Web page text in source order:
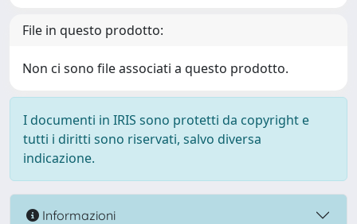
File in questo prodotto:
Non ci sono file associati a questo prodotto.
I documenti in IRIS sono protetti da copyright e
tutti i diritti sono riservati, salvo diversa
indicazione.
Informazioni